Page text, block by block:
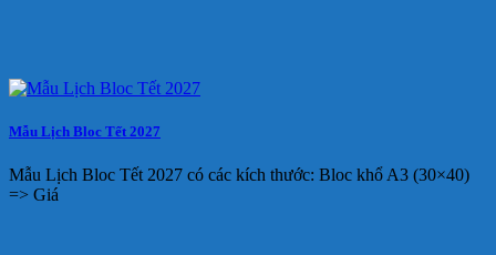
Mẫu Lịch Bloc Tết 2027
Mẫu Lịch Bloc Tết 2027 có các kích thước: Bloc khổ A3 (30×40)
=> Giá